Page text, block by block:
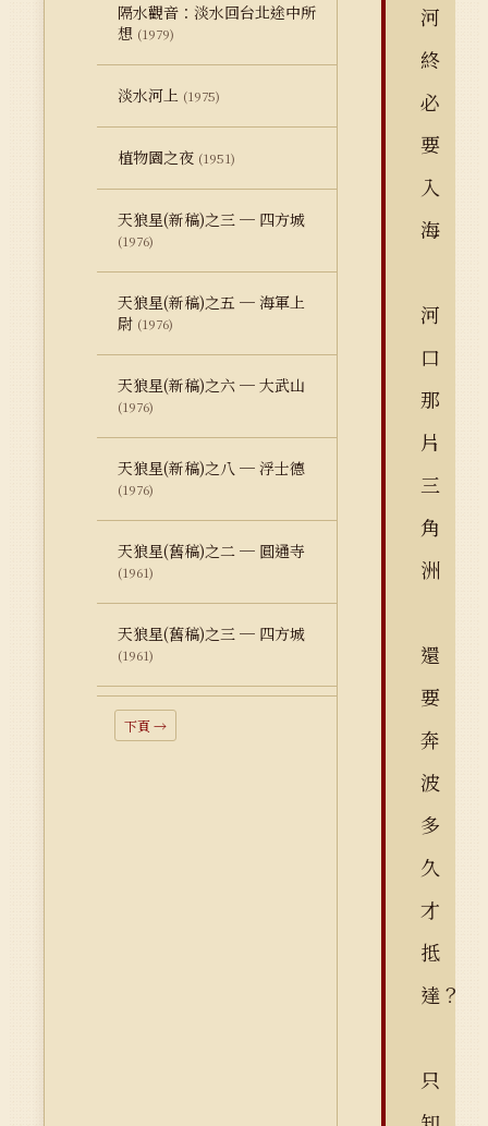
隔水觀音：淡水回台北途中所
想 (1979)
淡水河上 (1975)
植物園之夜 (1951)
天狼星(新稿)之三 ─ 四方城
(1976)
天狼星(新稿)之五 ─ 海軍上
尉 (1976)
天狼星(新稿)之六 ─ 大武山
(1976)
天狼星(新稿)之八 ─ 浮士德
(1976)
天狼星(舊稿)之二 ─ 圓通寺
(1961)
天狼星(舊稿)之三 ─ 四方城
(1961)
下頁 →
河
終
必
要
入
海
河
口
那
片
三
角
洲
還
要
奔
波
多
久
才
抵
達？
只